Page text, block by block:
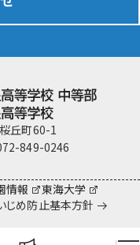
入試情報サイト
team Gyosei
丘町60-1
849-0246
情報
東海大学
じめ防止基本方針